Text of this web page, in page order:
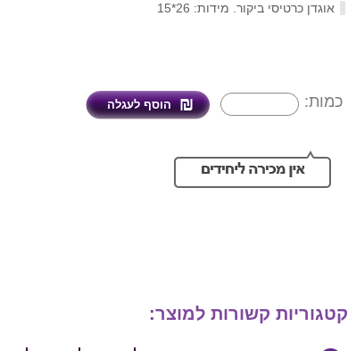
אוגדן כרטיסי ביקור. מידות: 26*15
כמות:
קטגוריות קשורות למוצר: